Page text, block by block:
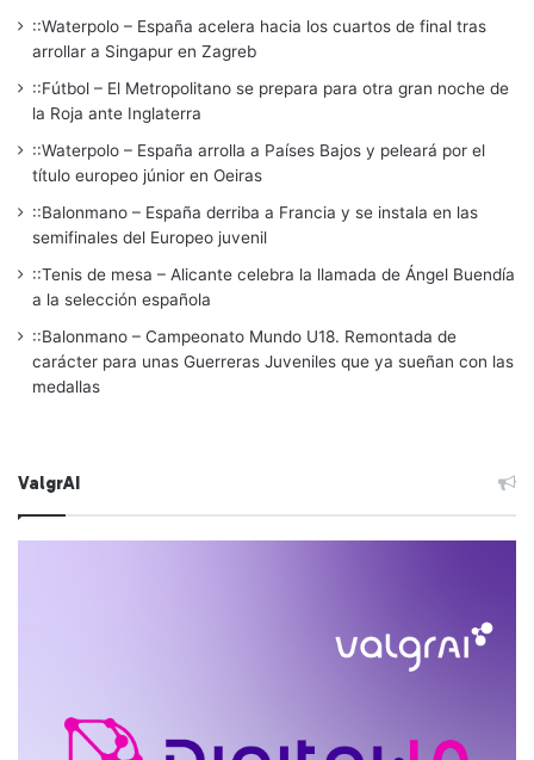
::Waterpolo – España acelera hacia los cuartos de final tras
arrollar a Singapur en Zagreb
::Fútbol – El Metropolitano se prepara para otra gran noche de
la Roja ante Inglaterra
::Waterpolo – España arrolla a Países Bajos y peleará por el
título europeo júnior en Oeiras
::Balonmano – España derriba a Francia y se instala en las
semifinales del Europeo juvenil
::Tenis de mesa – Alicante celebra la llamada de Ángel Buendía
a la selección española
::Balonmano – Campeonato Mundo U18. Remontada de
carácter para unas Guerreras Juveniles que ya sueñan con las
medallas
ValgrAI